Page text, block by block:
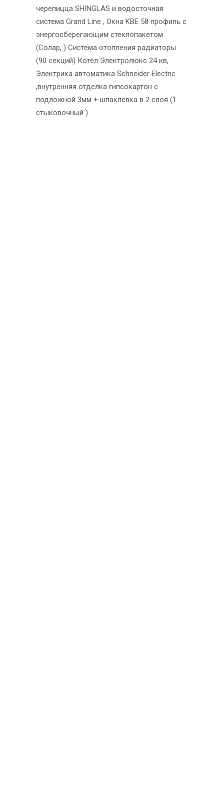
черепицца SHINGLAS и водосточная
система Grand Line , Окна KBE 58 профиль с
энергосберегающим стеклопакетом
(Солар, ) Система отопления радиаторы
(90 секций) Котел Электролюкс 24 кв,
Электрика автоматика Schneider Electric
,внутренняя отделка гипсокартон с
подложной 3мм + шпаклевка в 2 слоя (1
стыковочный )